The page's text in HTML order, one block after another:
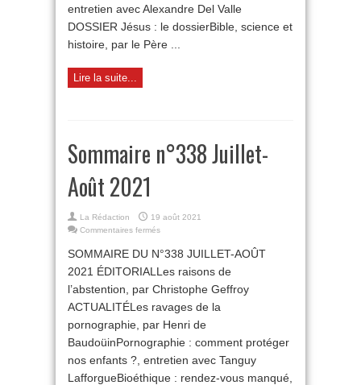
entretien avec Alexandre Del Valle
DOSSIER Jésus : le dossierBible, science et
histoire, par le Père ...
Lire la suite...
Sommaire n°338 Juillet-
Août 2021
La Rédaction
19 août 2021
Commentaires fermés
n°338
2021
SOMMAIRE DU N°338 JUILLET-AOÛT
2021 ÉDITORIALLes raisons de
l’abstention, par Christophe Geffroy
ACTUALITÉLes ravages de la
pornographie, par Henri de
BaudoüinPornographie : comment protéger
nos enfants ?, entretien avec Tanguy
LafforgueBioéthique : rendez-vous manqué,